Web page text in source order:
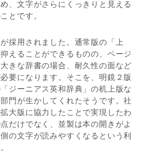
、文字がさらにくっきりと見える
とです。
採用されました。通常版の「上
えることができるものの、ページ
きな辞書の場合、耐久性の面など
要になります。そこを、明鏡２版
ジーニアス英和辞典」の机上版な
門が生かしてくれたそうです。社
大版に協力したことで実現したわ
だけでなく、並製は本の開きがよ
の文字が読みやすくなるという利